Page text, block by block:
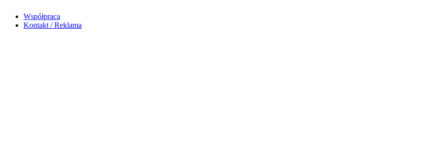
Współpraca
Kontakt / Reklama